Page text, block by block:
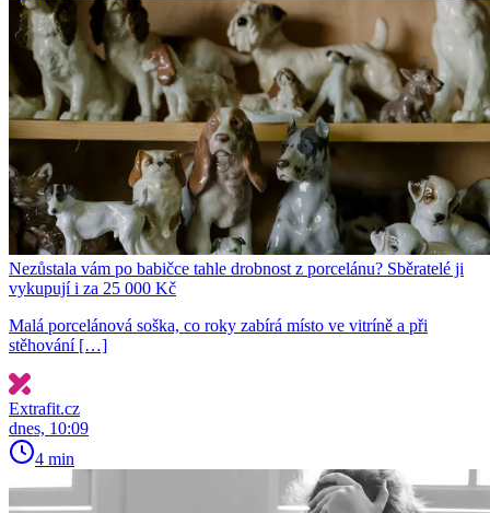
Nezůstala vám po babičce tahle drobnost z porcelánu? Sběratelé ji
vykupují i za 25 000 Kč
Malá porcelánová soška, co roky zabírá místo ve vitríně a při
stěhování […]
Extrafit.cz
dnes, 10:09
4 min